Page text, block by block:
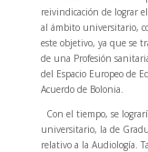
reivindicación de lograr
al ámbito universitario,
este objetivo, ya que se
de una Profesión
del Espacio Europeo de
Acuerdo de Bolonia.
Con el tiempo, se
universitario, la de
relativo a la Audiología.